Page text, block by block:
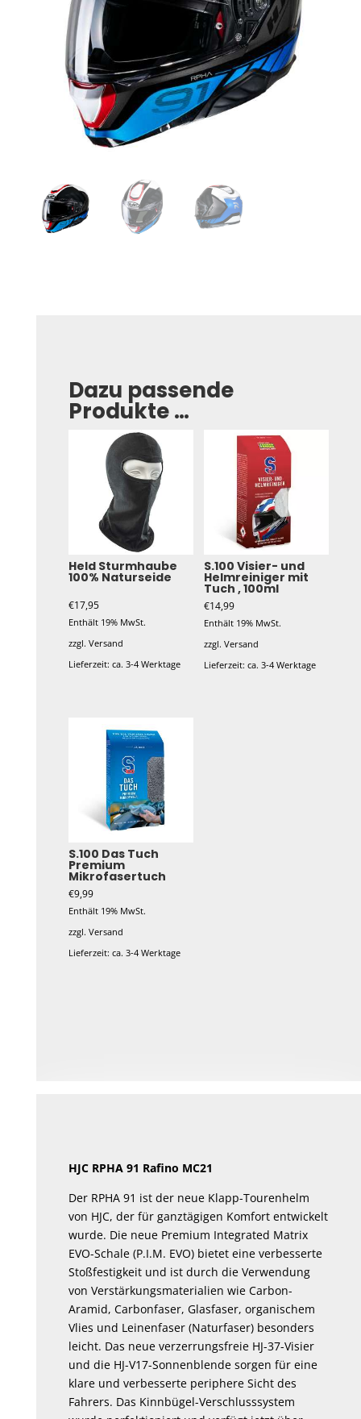
Dazu passende
Produkte …
Held Sturmhaube
100% Naturseide
€17,95
Enthält 19% MwSt.
zzgl.Versand
Lieferzeit: ca. 3-4 Werktage
S.100 Visier- und
Helmreiniger mit
Tuch , 100ml
€14,99
Enthält 19% MwSt.
zzgl. Versand
Lieferzeit: ca. 3-4 Werktage
S.100 Das Tuch
Premium
Mikrofasertuch
€9,99
Enthält 19% MwSt.
zzgl.Versand
Lieferzeit: ca. 3-4 Werktage
HJC RPHA 91 Rafino MC21
Der RPHA 91 ist der neue Klapp-Tourenhelm
von HJC, der für ganztägigen Komfort entwickelt
wurde. Die neue Premium Integrated Matrix
EVO-Schale (P.I.M. EVO) bietet eine verbesserte
Stoßfestigkeit und ist durch die Verwendung
von Verstärkungsmaterialien wie Carbon-
Aramid, Carbonfaser, Glasfaser, organischem
Vlies und Leinenfaser (Naturfaser) besonders
leicht. Das neue verzerrungsfreie HJ-37-Visier
und die HJ-V17-Sonnenblende sorgen für eine
klare und verbesserte periphere Sicht des
Fahrers. Das Kinnbügel-Verschlusssystem